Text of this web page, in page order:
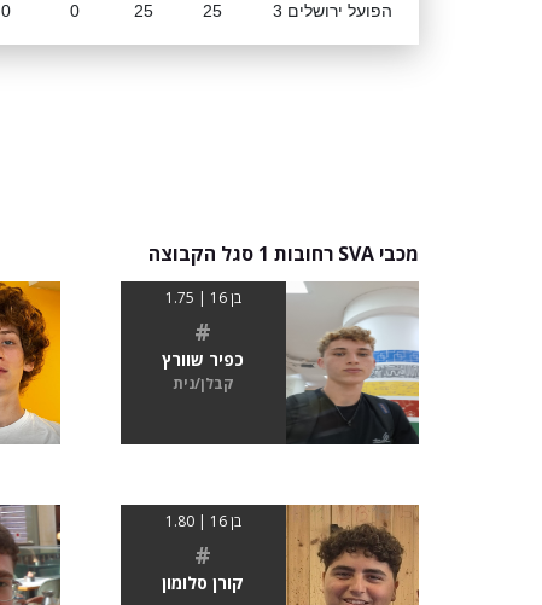
הפועל ירושלים 3 25
25
0
0
מכבי SVA רחובות 1 סגל הקבוצה
בן 16 | 1.75
#
כפיר שוורץ
קבלן/נית
בן 16 | 1.80
#
קורן סלומון